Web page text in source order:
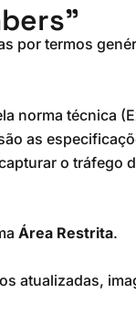
por termos
técnica
as
o tráfego
Área Restrita.
atualizadas,